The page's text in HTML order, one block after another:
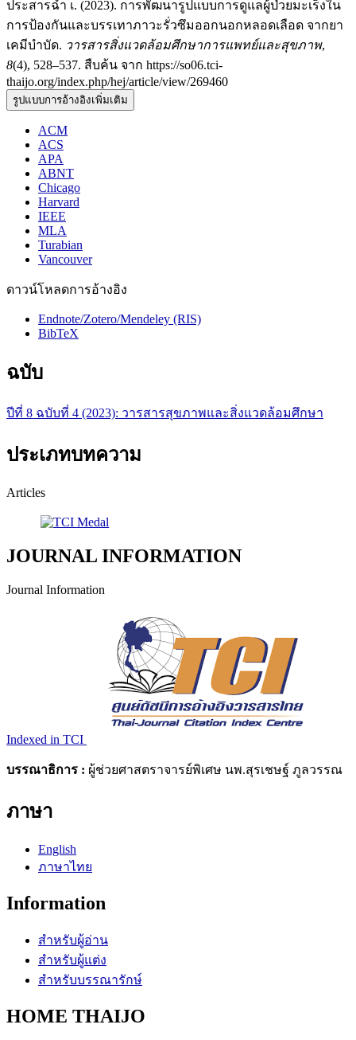
ประสารฉ่ำ เ. (2023). การพัฒนารูปแบบการดูแลผู้ป่วยมะเร็งใน
การป้องกันและบรรเทาภาวะรั่วซึมออกนอกหลอดเลือด จากยา
เคมีบำบัด. วารสารสิ่งแวดล้อมศึกษาการแพทย์และสุขภาพ,
8(4), 528–537. สืบค้น จาก https://so06.tci-
thaijo.org/index.php/hej/article/view/269460
รูปแบบการอ้างอิงเพิ่มเติม
ACM
ACS
APA
ABNT
Chicago
Harvard
IEEE
MLA
Turabian
Vancouver
ดาวน์โหลดการอ้างอิง
Endnote/Zotero/Mendeley (RIS)
BibTeX
ฉบับ
ปีที่ 8 ฉบับที่ 4 (2023): วารสารสุขภาพและสิ่งแวดล้อมศึกษา
ประเภทบทความ
Articles
JOURNAL INFORMATION
Journal Information
Indexed in TCI
บรรณาธิการ : ผู้ช่วยศาสตราจารย์พิเศษ นพ.สุรเชษฐ์ ภูลวรรณ
ภาษา
English
ภาษาไทย
Information
สำหรับผู้อ่าน
สำหรับผู้แต่ง
สำหรับบรรณารักษ์
HOME THAIJO